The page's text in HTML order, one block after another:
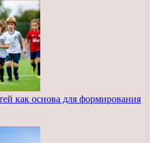
как основа для формирования